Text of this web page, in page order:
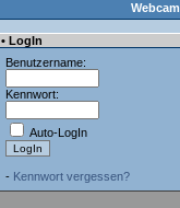
Webcam
• LogIn
Benutzername:
Kennwort:
Auto-LogIn
- Kennwort vergessen?